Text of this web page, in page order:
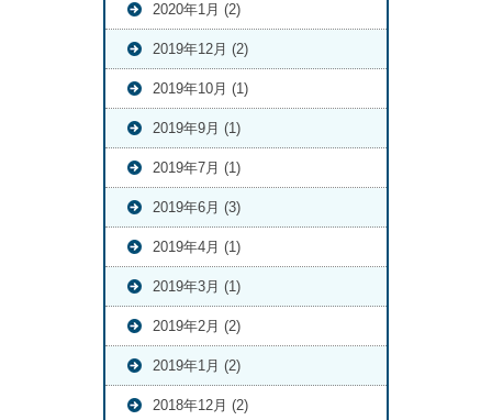
2020年1月 (2)
2019年12月 (2)
2019年10月 (1)
2019年9月 (1)
2019年7月 (1)
2019年6月 (3)
2019年4月 (1)
2019年3月 (1)
2019年2月 (2)
2019年1月 (2)
2018年12月 (2)